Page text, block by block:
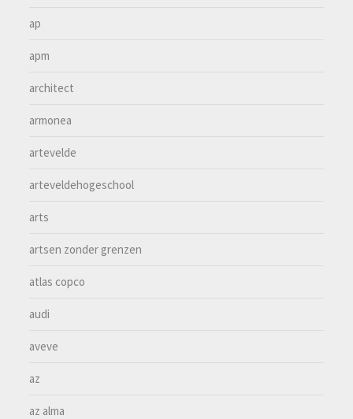
ap
apm
architect
armonea
artevelde
arteveldehogeschool
arts
artsen zonder grenzen
atlas copco
audi
aveve
az
az alma